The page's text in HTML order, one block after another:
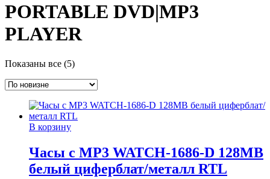
PORTABLE DVD|MP3
PLAYER
Показаны все (5)Сортировка:
недавние
В корзину
Часы с MP3 WATCH-1686-D 128MB
белый циферблат/металл RTL